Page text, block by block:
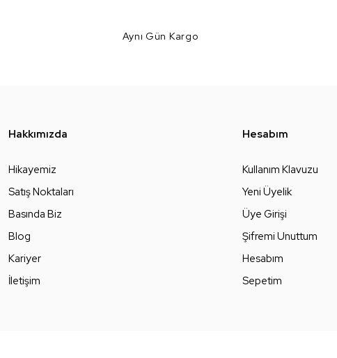
Aynı Gün Kargo
Hakkımızda
Hikayemiz
Satış Noktaları
Basında Biz
Blog
Kariyer
İletişim
Hesabım
Kullanım Klavuzu
Yeni Üyelik
Üye Girişi
Şifremi Unuttum
Hesabım
Sepetim